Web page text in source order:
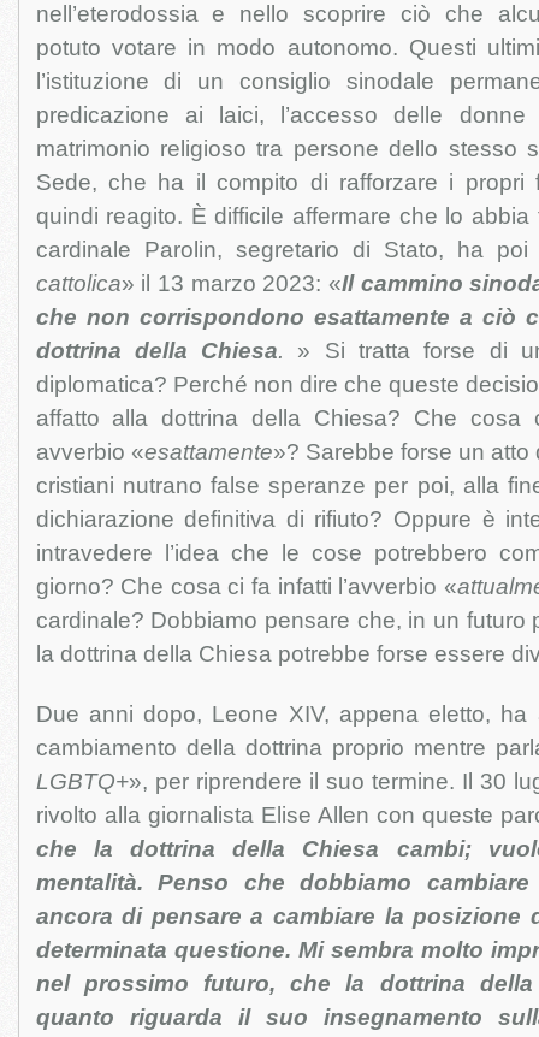
nell’eterodossia e nello scoprire ciò che
potuto votare in modo autonomo. Questi
l’istituzione di un consiglio sinodale
predicazione ai laici, l’accesso delle
matrimonio religioso tra persone dello stesso
Sede, che ha il compito di rafforzare i propri
quindi reagito. È difficile affermare che lo
cardinale Parolin, segretario di Stato, ha
cattolica» il 13 marzo 2023: «Il cammino
che non corrispondono esattamente a ciò
dottrina della Chiesa.
» Si tratta forse di
diplomatica? Perché non dire che queste
affatto alla dottrina della Chiesa? Che cosa
avverbio «esattamente»? Sarebbe forse un atto
cristiani nutrano false speranze per poi, alla
dichiarazione definitiva di rifiuto? Oppure è
intravedere l’idea che le cose potrebbero
giorno? Che cosa ci fa infatti l’avverbio «
cardinale? Dobbiamo pensare che, in un futuro
la dottrina della Chiesa potrebbe forse essere
Due anni dopo, Leone XIV, appena eletto, ha
cambiamento della dottrina proprio mentre
LGBTQ+», per riprendere il suo termine. Il 30
rivolto alla giornalista Elise Allen con queste
che la dottrina della Chiesa cambi;
mentalità. Penso che dobbiamo
ancora di pensare a cambiare la posizione
determinata questione. Mi sembra molto
nel prossimo futuro, che la dottrina
quanto riguarda il suo insegnamento